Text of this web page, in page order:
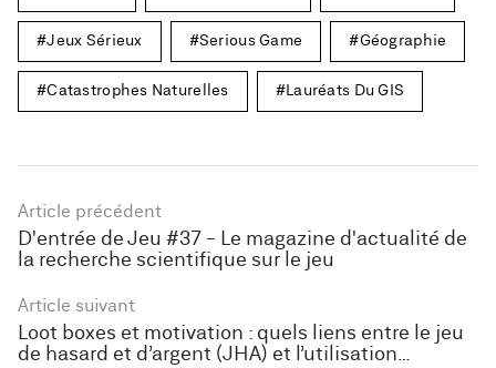
Jeux Sérieux Serious Game Géographie
Catastrophes Naturelles Lauréats Du GIS
Article précédent
D'entrée de Jeu #37 - Le magazine d'actualité de
la recherche scientifique sur le jeu
Article suivant
Loot boxes et motivation : quels liens entre le jeu
de hasard et d’argent (JHA) et l’utilisation